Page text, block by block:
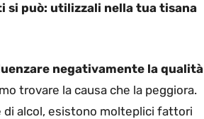
si può: utilizzali nella tua tisana
negativamente la qualità
trovare la causa che la peggiora.
di alcol, esistono molteplici fattori